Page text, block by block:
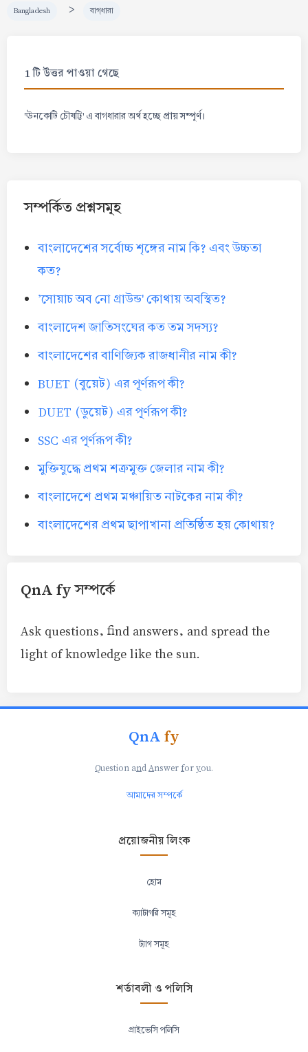
Bangladesh > বাগ্‌ধারা
1 টি উত্তর পাওয়া গেছে
'ঊনকোটি চৌষট্টি' এ বাগধারার অর্থ হচ্ছেপ্রায় সম্পূর্ণ।
সম্পর্কিত প্রশ্নসমূহ
বাংলাদেশের সর্বোচ্চ শৃঙ্গের নাম কি? এবং উচ্চতা
কত?
'সোয়াচ অব নো গ্রাউন্ড' কোথায় অবস্থিত?
বাংলাদেশ জাতিসংঘের কত তম সদস্য?
বাংলাদেশের বাণিজ্যিক রাজধানীর নাম কী?
BUET (বুয়েট) এর পূর্ণরূপ কী?
DUET (ডুয়েট) এর পূর্ণরূপ কী?
SSC এর পূর্ণরূপ কী?
মুক্তিযুদ্ধে প্রথম শত্রুমুক্ত জেলার নাম কী?
বাংলাদেশে প্রথম মঞ্চায়িত নাটকের নাম কী?
বাংলাদেশের প্রথম ছাপাখানা প্রতিষ্ঠিত হয় কোথায়?
QnA fy সম্পর্কে
Ask questions, find answers, and spread the
light of knowledge like the sun.
QnAfy
Question andAnswer foryou.
আমাদের সম্পর্কে
প্রয়োজনীয় লিংক
হোম
ক্যাটাগরি সমূহ
ট্যাগ সমূহ
শর্তাবলী ও পলিসি
প্রাইভেসি পলিসি